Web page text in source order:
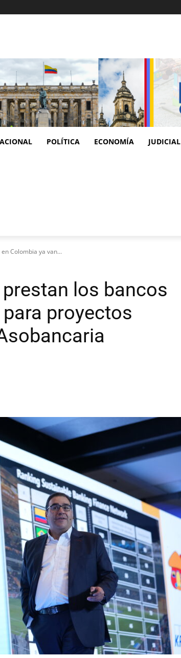
POLÍTICA ECONOMÍA JUDICIAL
Colombia ya van...
los bancos
proyectos